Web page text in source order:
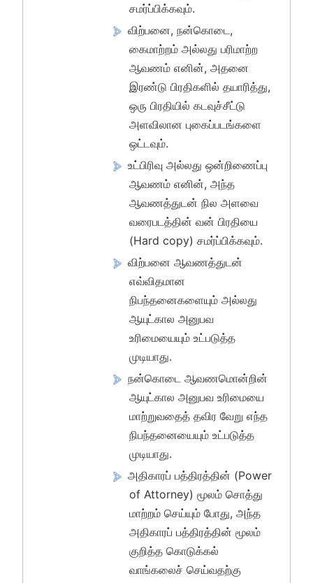
சமர்ப்பிக்கவும்.
விற்பனை, நன்கொடை,
கைமாற்றம் அல்லது பரிமாற்ற
ஆவணம் எனின், அதனை
இரண்டு பிரதிகளில் தயாரித்து,
ஒரு பிரதியில் கடவுச்சீட்டு
அளவிலான புகைப்படங்களை
ஒட்டவும்.
உட்பிரிவு அல்லது ஒன்றிணைப்பு
ஆவணம் எனின், அந்த
ஆவணத்துடன் நில அளவை
வரைபடத்தின் வன் பிரதியை
(Hard copy) சமர்ப்பிக்கவும்.
விற்பனை ஆவணத்துடன்
எவ்விதமான
நிபந்தனைகளையும் அல்லது
ஆயுட்கால அனுபவ
உரிமையையும் உட்படுத்த
முடியாது.
நன்கொடை ஆவணமொன்றின்
ஆயுட்கால அனுபவ உரிமையை
மாற்றுவதைத் தவிர வேறு எந்த
நிபந்தனையையும் உட்படுத்த
முடியாது.
அதிகாரப் பத்திரத்தின் (Power
of Attorney) மூலம் சொத்து
மாற்றம் செய்யும் போது, அந்த
அதிகாரப் பத்திரத்தின் மூலம்
குறித்த கொடுக்கல்
வாங்கலைச் செய்வதற்கு